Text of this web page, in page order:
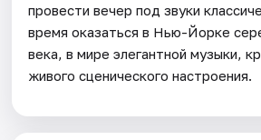
провести вечер под звуки
время оказаться в Нью-Йорке
века, в мире элегантной музыки,
живого сценического настроения.